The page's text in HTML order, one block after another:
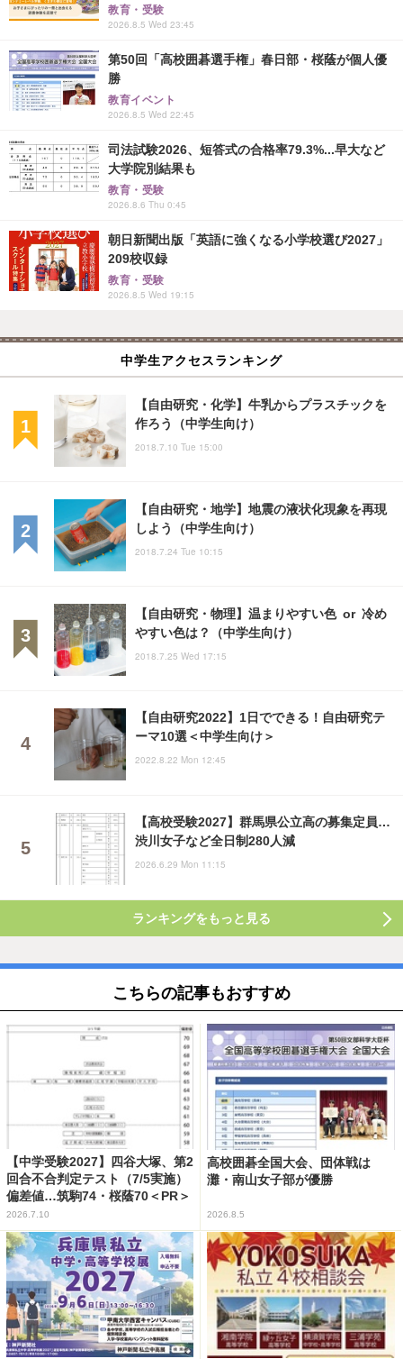
教育・受験
2026.8.5 Wed 23:45
第50回「高校囲碁選手権」春日部・桜蔭が個人優
勝
教育イベント
2026.8.5 Wed 22:45
司法試験2026、短答式の合格率79.3%...早大など
大学院別結果も
教育・受験
2026.8.6 Thu 0:45
朝日新聞出版「英語に強くなる小学校選び2027」
209校収録
教育・受験
2026.8.5 Wed 19:15
中学生アクセスランキング
【自由研究・化学】牛乳からプラスチックを
作ろう（中学生向け）
2018.7.10 Tue 15:00
【自由研究・地学】地震の液状化現象を再現
しよう（中学生向け）
2018.7.24 Tue 10:15
【自由研究・物理】温まりやすい色 or 冷め
やすい色は？（中学生向け）
2018.7.25 Wed 17:15
【自由研究2022】1日でできる！自由研究テ
ーマ10選＜中学生向け＞
2022.8.22 Mon 12:45
【高校受験2027】群馬県公立高の募集定員…
渋川女子など全日制280人減
2026.6.29 Mon 11:15
ランキングをもっと見る
こちらの記事もおすすめ
【中学受験2027】四谷大塚、第2
回合不合判定テスト（7/5実施）
偏差値…筑駒74・桜蔭70＜PR＞
2026.7.10
高校囲碁全国大会、団体戦は
灘・南山女子部が優勝
2026.8.5